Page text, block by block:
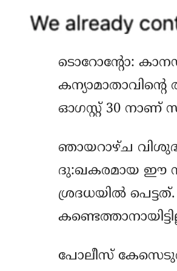
ടൊറോന്റോ:
കന്യാമാതാവിന്റെ
ഓഗസ്റ്റ് 30 നാണ്
ഞായറാഴ്ച
ദു:ഖകരമായ ഈ
ശ്രദധയില്‍
പോലീസ്